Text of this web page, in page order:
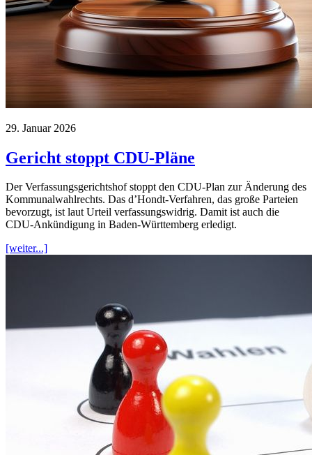
29. Januar 2026
Gericht stoppt CDU-Pläne
Der Verfassungsgerichtshof stoppt den CDU-Plan zur Änderung des
Kommunalwahlrechts. Das d’Hondt-Verfahren, das große Parteien
bevorzugt, ist laut Urteil verfassungswidrig. Damit ist auch die
CDU-Ankündigung in Baden-Württemberg erledigt.
[weiter...]